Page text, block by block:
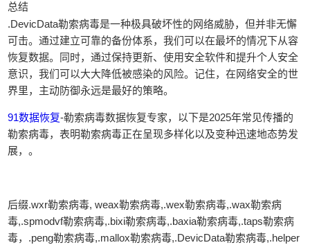
总结
.DevicData勒索病毒是一种极具破坏性的网络威胁，但并非无懈
可击。通过建立可靠的备份体系，我们可以在最坏的情况下从容
恢复数据。同时，通过保持更新、使用安全软件和提升个人安全
意识，我们可以大大降低被感染的风险。记住，在网络安全的世
界里，主动防御永远是最好的策略。
91数据恢复-勒索病毒数据恢复专家，以下是2025年常见传播的
勒索病毒，表明勒索病毒正在呈现多样化以及变种迅速地态势发
展，。
后缀.wxr勒索病毒, weax勒索病毒,.wex勒索病毒,.wax勒索病
毒,.spmodvf勒索病毒,.bixi勒索病毒,.baxia勒索病毒,.taps勒索病
毒，.peng勒索病毒,.mallox勒索病毒,.DevicData勒索病毒,.helper